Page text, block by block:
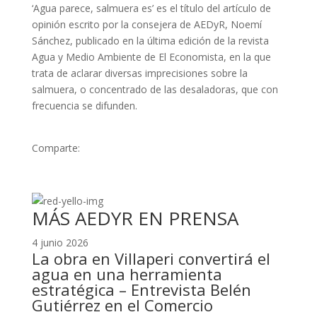
‘Agua parece, salmuera es’ es el título del artículo de
opinión escrito por la consejera de AEDyR, Noemí
Sánchez, publicado en la última edición de la revista
Agua y Medio Ambiente de El Economista, en la que
trata de aclarar diversas imprecisiones sobre la
salmuera, o concentrado de las desaladoras, que con
frecuencia se difunden.
Comparte:
MÁS AEDYR EN PRENSA
4 junio 2026
La obra en Villaperi convertirá el
agua en una herramienta
estratégica – Entrevista Belén
Gutiérrez en el Comercio